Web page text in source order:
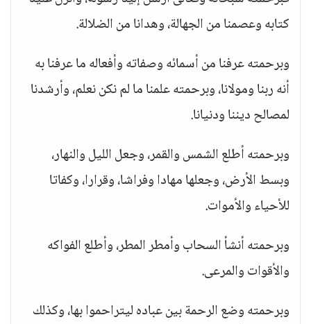
كتابه وعصمنا من الجهالة، وهدانا من الضلالة.
وبرحمته عرفنا من أسمائه وصفاته وأفعاله ما عرفنا به
أنه ربنا ومولانا، وبرحمته علمنا ما لم نكن نعلم، وأرشدنا
لمصالح ديننا ودنيانا.
وبرحمته أطلع الشمس والقمر، وجعل الليل والنهار،
وبسط الأرض، وجعلها مهادا وفراشا، وقرارا، وكفاتا
للأحياء والأموات.
وبرحمته أنشأ السحاب وأمطر المطر، وأطلع الفواكه
والأقوات والمرعى.
وبرحمته وضع الرحمة بين عباده ليتراحموا بها، وكذلك